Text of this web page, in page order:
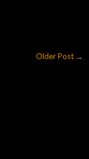
Older Post →